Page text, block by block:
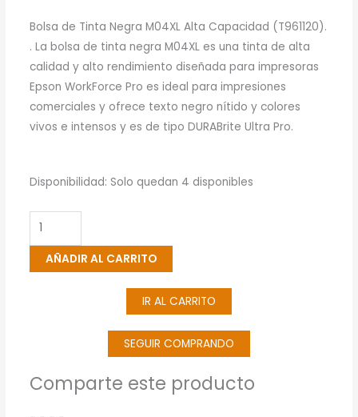
Bolsa de Tinta Negra M04XL Alta Capacidad (T961120).
. La bolsa de tinta negra M04XL es una tinta de alta
calidad y alto rendimiento diseñada para impresoras
Epson WorkForce Pro es ideal para impresiones
comerciales y ofrece texto negro nítido y colores
vivos e intensos y es de tipo DURABrite Ultra Pro.
Disponibilidad: Solo quedan 4 disponibles
Bolsa
Tinta
Epson
Negra
M5299/M5799
AÑADIR AL CARRITO
IR AL CARRITO
SEGUIR COMPRANDO
Comparte este producto